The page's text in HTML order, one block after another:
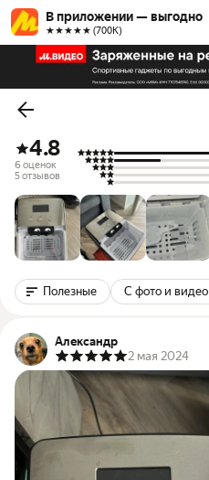
В приложении — выгодно
★★★★★ (700К)
4.8
6 оценок
5 отзывов
Полезные С фото и видео
Александр
2 мая 2024